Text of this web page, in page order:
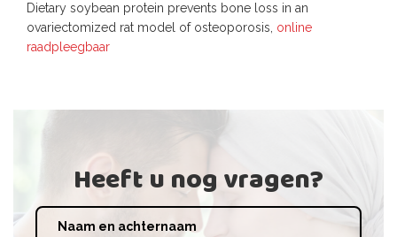
Dietary soybean protein prevents bone loss in an
ovariectomized rat model of osteoporosis, online
raadpleegbaar
Heeft u nog vragen?